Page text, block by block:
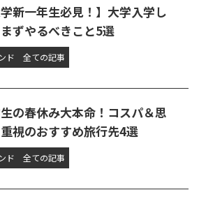
学新一年生必見！】大学入学し
ずやるべきこと5選
ド 全ての記事
の春休み大本命！コスパ＆思
視のおすすめ旅行先4選
ド 全ての記事